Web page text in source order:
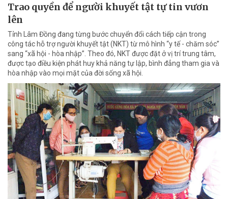
Trao quyền để người khuyết tật tự tin vươn
lên
Tỉnh Lâm Đồng đang từng bước chuyển đổi cách tiếp cận trong
công tác hỗ trợ người khuyết tật (NKT) từ mô hình “y tế - chăm sóc”
sang “xã hội - hòa nhập”. Theo đó, NKT được đặt ở vị trí trung tâm,
được tạo điều kiện phát huy khả năng tự lập, bình đẳng tham gia và
hòa nhập vào mọi mặt của đời sống xã hội.